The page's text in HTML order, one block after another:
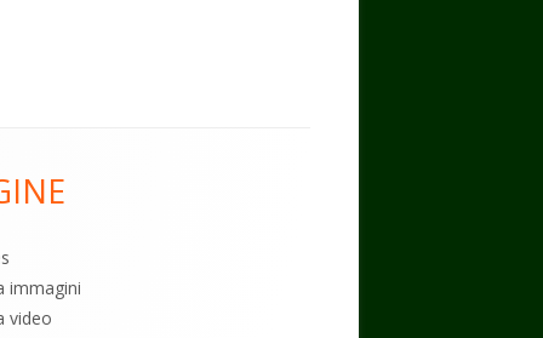
immagini
video